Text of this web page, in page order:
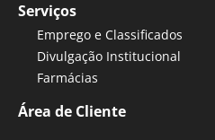
Serviços
Emprego e Classificados
Divulgação Institucional
Farmácias
Área de Cliente